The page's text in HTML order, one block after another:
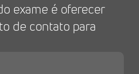
exame é oferecer
de contato para